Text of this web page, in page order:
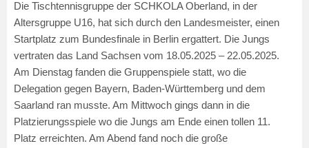
Die Tischtennisgruppe der SCHKOLA Oberland, in der
Altersgruppe U16, hat sich durch den Landesmeister, einen
Startplatz zum Bundesfinale in Berlin ergattert. Die Jungs
vertraten das Land Sachsen vom 18.05.2025 – 22.05.2025.
Am Dienstag fanden die Gruppenspiele statt, wo die
Delegation gegen Bayern, Baden-Württemberg und dem
Saarland ran musste. Am Mittwoch gings dann in die
Platzierungsspiele wo die Jungs am Ende einen tollen 11.
Platz erreichten. Am Abend fand noch die große